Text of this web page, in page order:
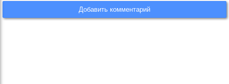
Добавить комментарий